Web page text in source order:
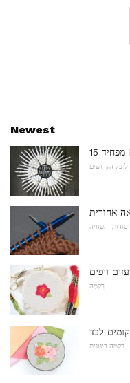
Newest
כל הקדושים
יסודות והטוויה
ויפים
רִקמָה
לבד
רקמה בינונית